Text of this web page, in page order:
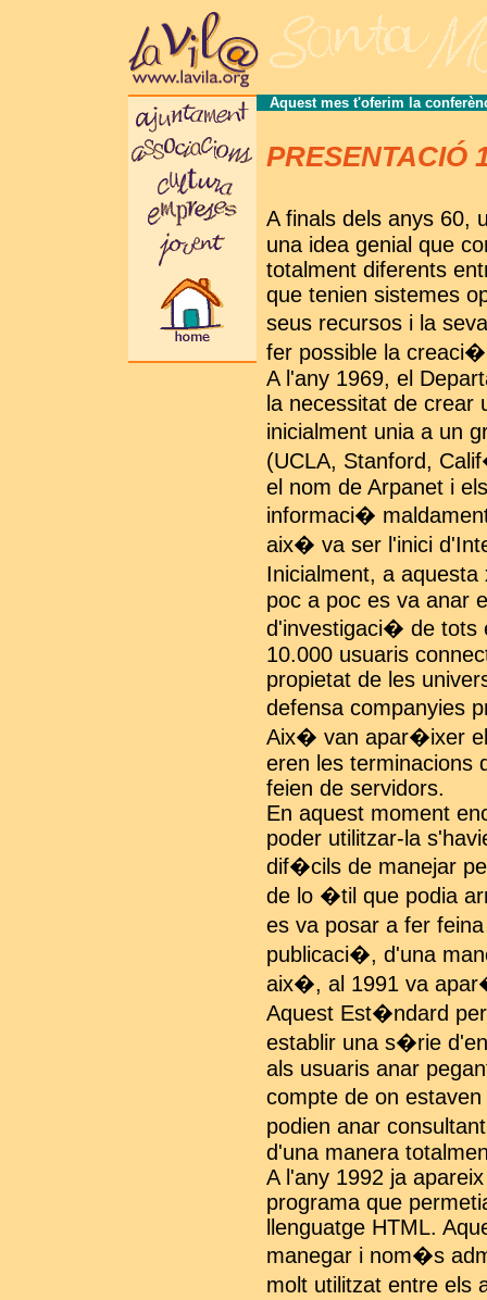
Aquest mes t'oferim la
PRESENTACIÓ
A finals dels anys 60,
una idea genial que
totalment diferents
que tenien sistemes
seus recursos i la
fer possible la
A l'any 1969, el
la necessitat de crear
inicialment unia a un
(UCLA, Stanford,
el nom de Arpanet i
informaci�
aix� va ser l'inici
Inicialment, a
poc a poc es va anar
d'investigaci� de tots
10.000 usuaris
propietat de les
defensa companyies
Aix� van apar�ixer
eren les terminacions
feien de servidors.
En aquest moment
poder utilitzar-la
dif�cils de manejar
de lo �til que podia
es va posar a fer
publicaci�, d'una
aix�, al 1991 va
Aquest Est�ndard
establir una s�rie
als usuaris anar
compte de on
podien anar
d'una manera
A l'any 1992 ja
programa que
llenguatge HTML.
manegar i nom�s
molt utilitzat entre els